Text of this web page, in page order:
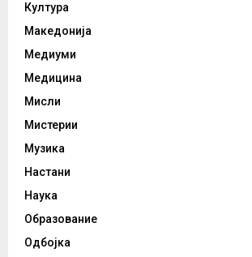
Култура
Македонија
Медиуми
Медицина
Мисли
Мистерии
Музика
Настани
Наука
Образование
Одбојка